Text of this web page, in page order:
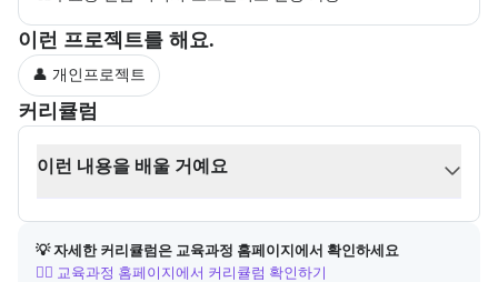
이런 프로젝트를 해요.
부트캠프 과정에서 진행하는 프로젝트 유형을 안내한다.
👤 개인프로젝트
커리큘럼
교육과정의 커리큘럼 정보를 안내한다.
커리큘럼
이런 내용을 배울 거예요
💡 자세한 커리큘럼은 교육과정 홈페이지에서 확인하세요
👉🏻 교육과정 홈페이지에서 커리큘럼 확인하기